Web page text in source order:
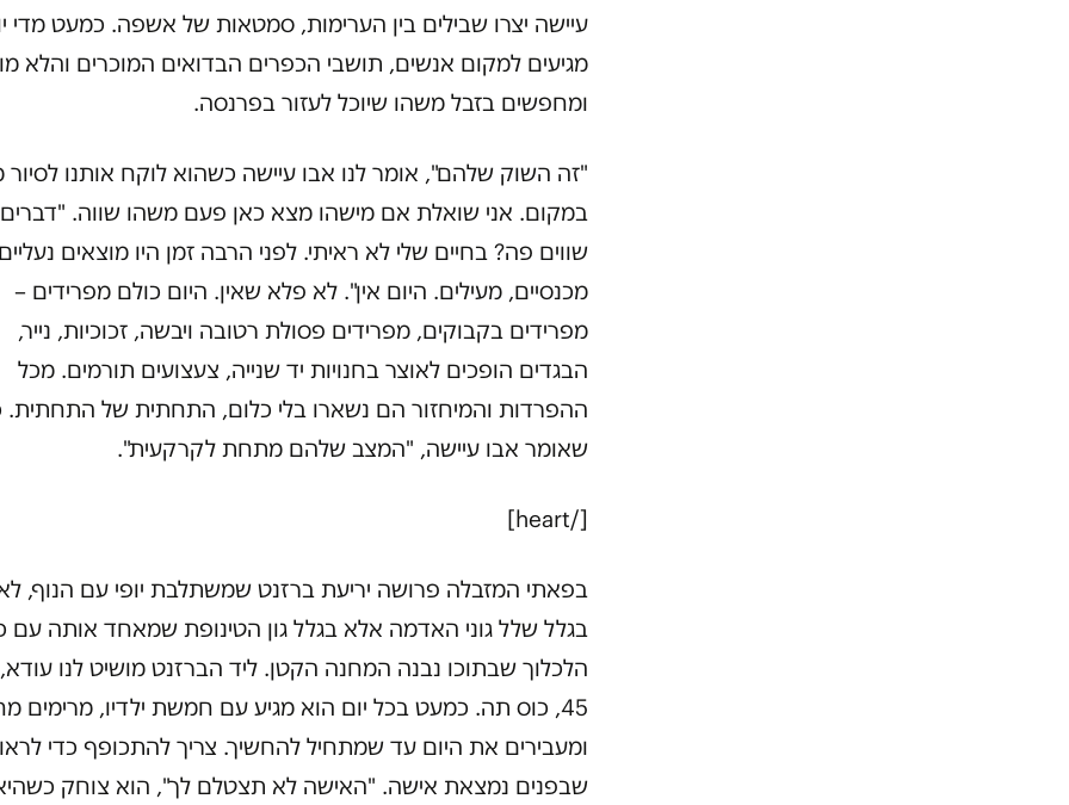
עיישה יצרו שבילים בין הערימות, סמטאות של אשפה. כמעט מדי
מגיעים למקום אנשים, תושבי הכפרים הבדואים המוכרים והלא
ומחפשים בזבל משהו שיוכל לעזור בפרנסה.
"זה השוק שלהם", אומר לנו אבו עיישה כשהוא לוקח אותנו לסיור
במקום. אני שואלת אם מישהו מצא כאן פעם משהו שווה. "דברים
שווים פה? בחיים שלי לא ראיתי. לפני הרבה זמן היו מוצאים
מכנסיים, מעילים. היום אין". לא פלא שאין. היום כולם מפרידים –
מפרידים בקבוקים, מפרידים פסולת רטובה ויבשה, זכוכיות, נייר,
הבגדים הופכים לאוצר בחנויות יד שנייה, צעצועים תורמים. מכל
ההפרדות והמיחזור הם נשארו בלי כלום, התחתית של התחתית.
שאומר אבו עיישה, "המצב שלהם מתחת לקרקעית".
[/heart]
בפאתי המזבלה פרושה יריעת ברזנט שמשתלבת יופי עם הנוף,
בגלל שלל גוני האדמה אלא בגלל גון הטינופת שמאחד אותה עם
הלכלוך שבתוכו נבנה המחנה הקטן. ליד הברזנט מושיט לנו
45, כוס תה. כמעט בכל יום הוא מגיע עם חמשת ילדיו, מרימים
ומעבירים את היום עד שמתחיל להחשיך. צריך להתכופף כדי
שבפנים נמצאת אישה. "האישה לא תצטלם לך", הוא צוחק